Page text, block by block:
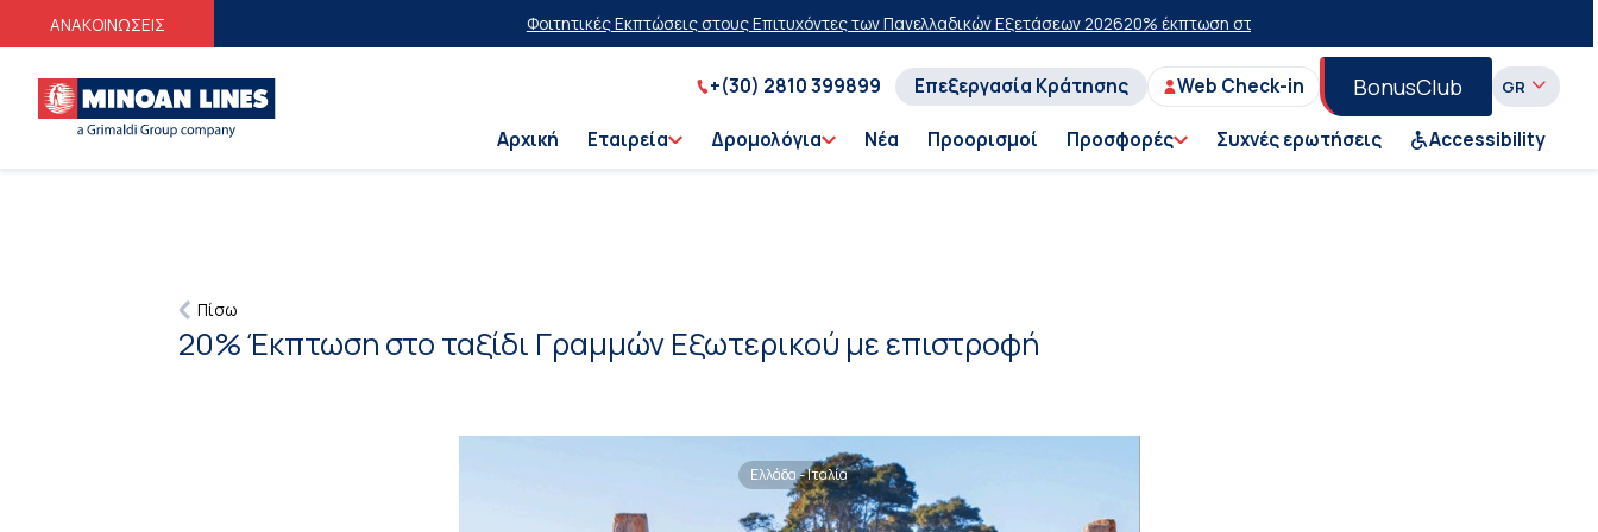
ΑΝΑΚΟΙΝΩΣΕΙΣ Φοιτητικές Εκπτώσεις στους Επιτυχόντες των Πανελλαδικών Εξετάσεων 202620% έκπτωση στην οικονομική θέση σε επιλεγμένα δρομολόγια θέρους
+(30) 2810 399899 Επεξεργασία Κράτησης Web Check-in BonusClub
Αρχική Εταιρεία Δρομολόγια Νέα Προορισμοί Προσφορές Συχνές ερωτήσεις Accessibility
Πίσω
20% Έκπτωση στο ταξίδι Γραμμών Εξωτερικού με επιστροφή
Ελλάδα - Ιταλία